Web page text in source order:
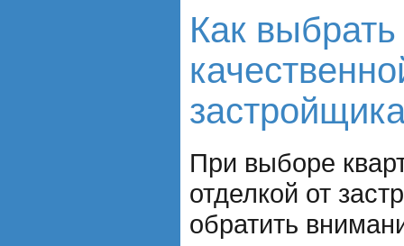
Как выбрать
При выборе
отделкой от
обратить